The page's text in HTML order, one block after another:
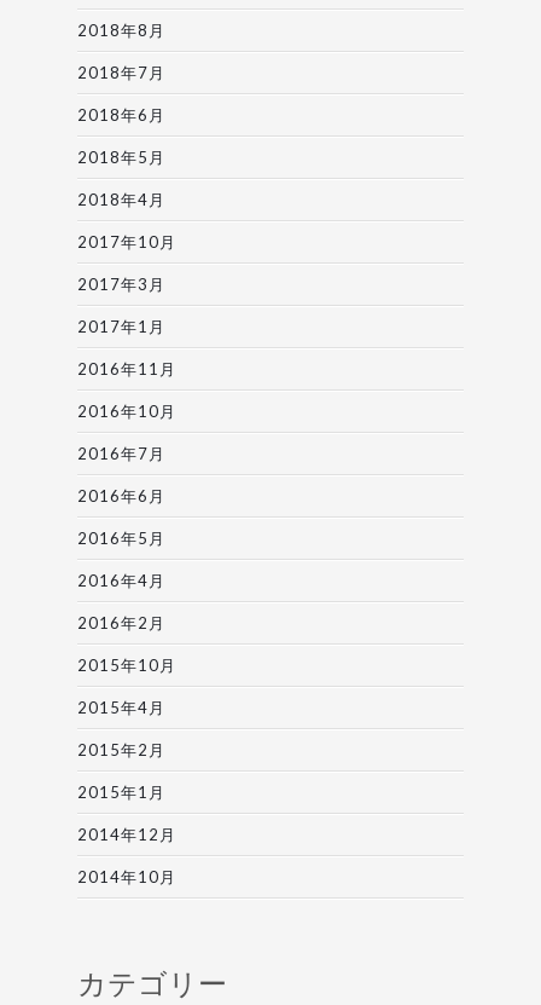
2018年8月
2018年7月
2018年6月
2018年5月
2018年4月
2017年10月
2017年3月
2017年1月
2016年11月
2016年10月
2016年7月
2016年6月
2016年5月
2016年4月
2016年2月
2015年10月
2015年4月
2015年2月
2015年1月
2014年12月
2014年10月
カテゴリー